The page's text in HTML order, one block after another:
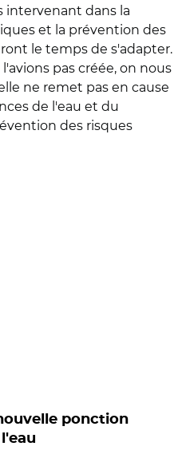
intervenant dans la
et la prévention des
le temps de s'adapter.
pas créée, on nous
ne remet pas en cause
de l'eau et du
des risques
ponction